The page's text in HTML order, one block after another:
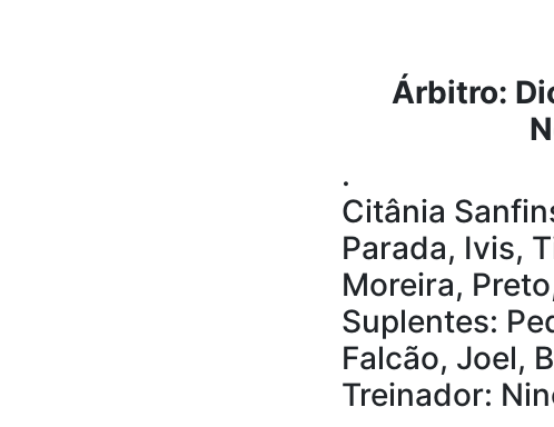
Árbitro:
.
Citânia
Parada, Ivis,
Moreira,
Suplentes:
Falcão, Joel,
Treinador: